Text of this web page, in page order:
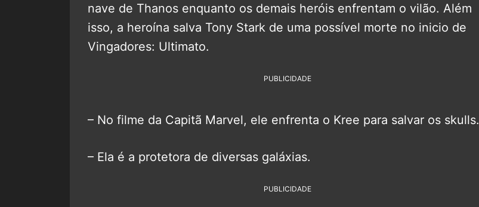
nave de Thanos enquanto os demais heróis enfrentam o vilão. Além
isso, a heroína salva Tony Stark de uma possível morte no inicio de
Vingadores: Ultimato.
PUBLICIDADE
– No filme da Capitã Marvel, ele enfrenta o Kree para salvar os skulls.
– Ela é a protetora de diversas galáxias.
PUBLICIDADE